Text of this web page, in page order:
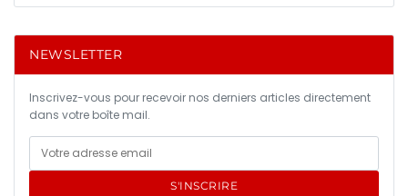
NEWSLETTER
Inscrivez-vous pour recevoir nos derniers articles directement
dans votre boîte mail.
S'INSCRIRE